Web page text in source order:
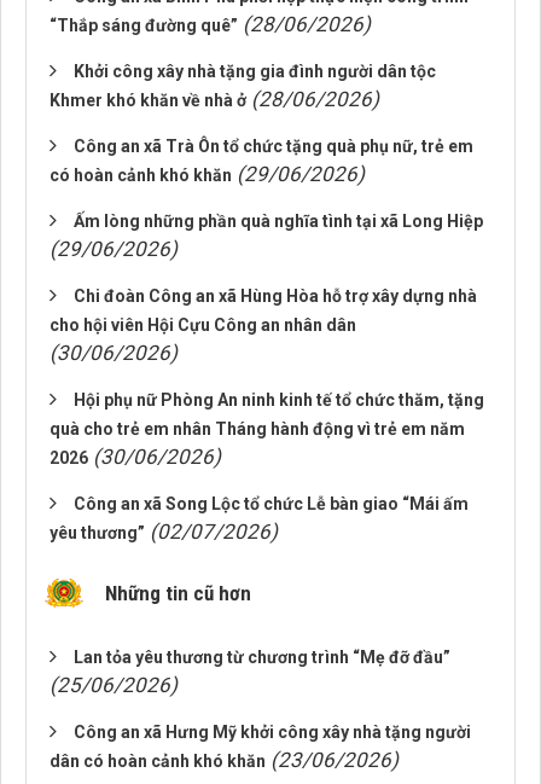
“Thắp sáng đường quê” (28/06/2026)
Khởi công xây nhà tặng gia đình người dân tộc
Khmer khó khăn về nhà ở (28/06/2026)
Công an xã Trà Ôn tổ chức tặng quà phụ nữ, trẻ em
có hoàn cảnh khó khăn (29/06/2026)
Ấm lòng những phần quà nghĩa tình tại xã Long Hiệp
(29/06/2026)
Chi đoàn Công an xã Hùng Hòa hỗ trợ xây dựng nhà
cho hội viên Hội Cựu Công an nhân dân
(30/06/2026)
Hội phụ nữ Phòng An ninh kinh tế tổ chức thăm, tặng
quà cho trẻ em nhân Tháng hành động vì trẻ em năm
2026 (30/06/2026)
Công an xã Song Lộc tổ chức Lễ bàn giao “Mái ấm
yêu thương” (02/07/2026)
Những tin cũ hơn
Lan tỏa yêu thương từ chương trình “Mẹ đỡ đầu”
(25/06/2026)
Công an xã Hưng Mỹ khởi công xây nhà tặng người
dân có hoàn cảnh khó khăn (23/06/2026)